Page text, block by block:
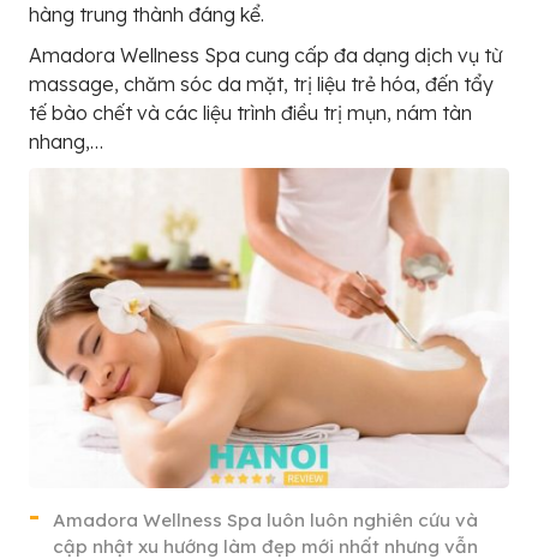
hàng trung thành đáng kể.
Amadora Wellness Spa cung cấp đa dạng dịch vụ từ
massage, chăm sóc da mặt, trị liệu trẻ hóa, đến tẩy
tế bào chết và các liệu trình điều trị mụn, nám tàn
nhang,…
Amadora Wellness Spa luôn luôn nghiên cứu và
cập nhật xu hướng làm đẹp mới nhất nhưng vẫn